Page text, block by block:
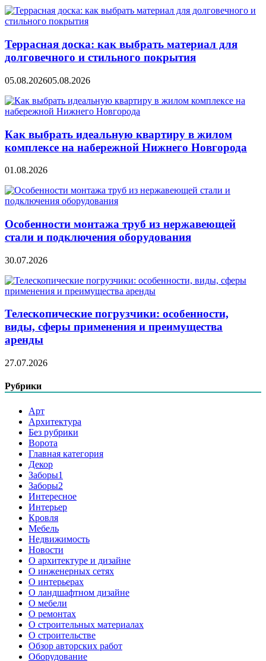
Террасная доска: как выбрать материал для
долговечного и стильного покрытия
05.08.202605.08.2026
Как выбрать идеальную квартиру в жилом
комплексе на набережной Нижнего Новгорода
01.08.2026
Особенности монтажа труб из нержавеющей
стали и подключения оборудования
30.07.2026
Телескопические погрузчики: особенности,
виды, сферы применения и преимущества
аренды
27.07.2026
Рубрики
Арт
Архитектура
Без рубрики
Ворота
Главная категория
Декор
Заборы1
Заборы2
Интересное
Интерьер
Кровля
Мебель
Недвижимость
Новости
О архитектуре и дизайне
О инженерных сетях
О интерьерах
О ландшафтном дизайне
О мебели
О ремонтах
О строительных материалах
О строительстве
Обзор авторских работ
Оборудование